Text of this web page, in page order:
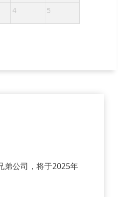
4 5
弟公司，将于2025年